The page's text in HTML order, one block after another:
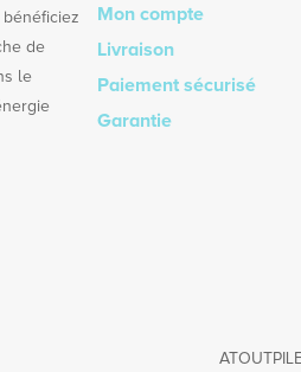
bénéficiez
de
le
Mon compte
Livraison
Paiement sécurisé
Garantie